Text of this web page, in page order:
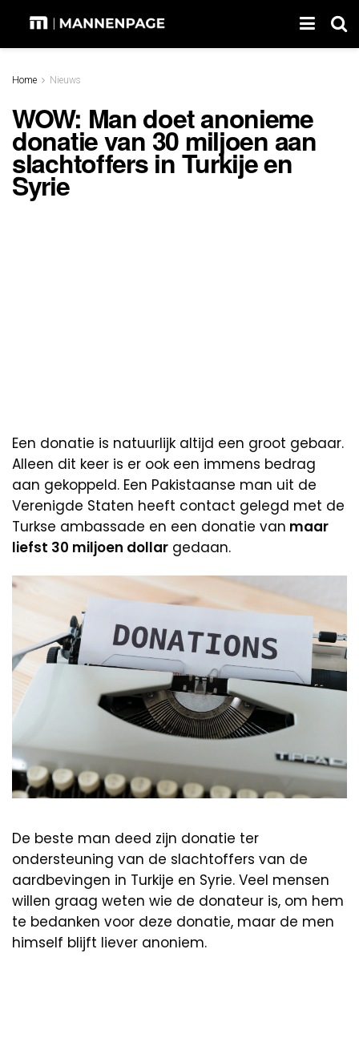
Home Nieuws
WOW: Man doet anonieme
donatie van 30 miljoen aan
slachtoffers in Turkije en
Syrie
Een donatie is natuurlijk altijd een groot gebaar.
Alleen dit keer is er ook een immens bedrag
aan gekoppeld. Een Pakistaanse man uit de
Verenigde Staten heeft contact gelegd met de
Turkse ambassade en een donatie van maar
liefst 30 miljoen dollar gedaan.
De beste man deed zijn donatie ter
ondersteuning van de slachtoffers van de
aardbevingen in Turkije en Syrie. Veel mensen
willen graag weten wie de donateur is, om hem
te bedanken voor deze donatie, maar de men
himself blijft liever anoniem.